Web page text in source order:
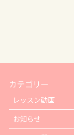
カテゴリー
レッスン動画
お知らせ